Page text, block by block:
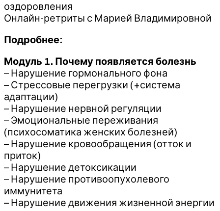
оздоровления
Онлайн-ретриты с Марией Владимировной
Подробнее:
Модуль 1. Почему появляется болезнь
– Нарушение гормонального фона
– Стрессовые перегрузки (+система
адаптации)
– Нарушение нервной регуляции
– Эмоциональные переживания
(психосоматика женских болезней)
– Нарушение кровообращения (отток и
приток)
– Нарушение детоксикации
– Нарушение противоопухолевого
иммунитета
– Нарушение движения жизненной энергии